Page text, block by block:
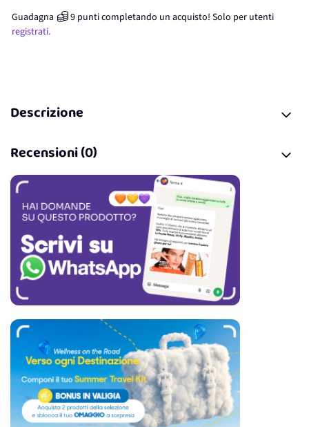
Guadagna 9 punticompletando un acquisto! Solo per utenti
registrati.
Descrizione
Recensioni (0)